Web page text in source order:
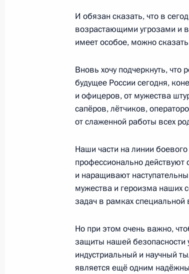
26 ноября 2024 года,
Встреча с губернатором
Цыбульским
26 ноября 2024 года, 13:50
Встреча с
25 ноября 2024 года, 14:05
22 ноября 2024 года,
Совещание с
и разработчиками
И обязан сказать, что в
возрастающими угрозами и
имеет особое, можно
Вновь хочу подчеркнуть,
будущее России сегодня,
и офицеров, от мужества
сапёров, лётчиков,
от слаженной работы всех
Наши части на линии
профессионально
и наращивают
мужества и героизма наших
задач в рамках специальной
Но при этом очень важно,
защиты нашей безопасности
индустриальный и научный
является ещё одним